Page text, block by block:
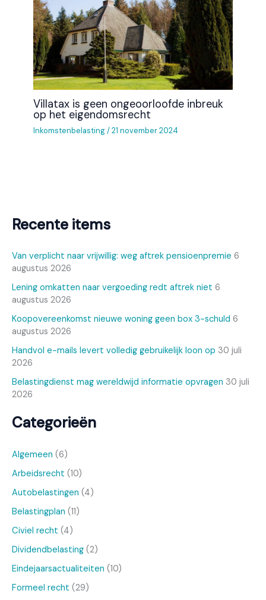
Recente items
Van verplicht naar vrijwillig: weg aftrek pensioenpremie 6
augustus 2026
Lening omkatten naar vergoeding redt aftrek niet 6
augustus 2026
Koopovereenkomst nieuwe woning geen box 3-schuld 6
augustus 2026
Handvol e-mails levert volledig gebruikelijk loon op 30 juli
2026
Belastingdienst mag wereldwijd informatie opvragen 30 juli
2026
Categorieën
Algemeen (6)
Arbeidsrecht (10)
Autobelastingen (4)
Belastingplan (11)
Civiel recht (4)
Dividendbelasting (2)
Eindejaarsactualiteiten (10)
Formeel recht (29)
Villatax is geen ongeoorloofde inbreuk
op het eigendomsrecht
Inkomstenbelasting/21 november 2024